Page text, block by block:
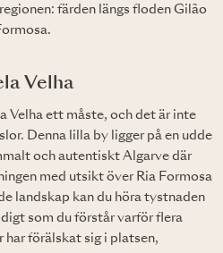
färden längs floden Gilão
Velha
Velha ett måste, och det är inte
Denna lilla by ligger på en udde
och autentiskt Algarve där
med utsikt över Ria Formosa
landskap kan du höra tystnaden
som du förstår varför flera
förälskat sig i platsen,